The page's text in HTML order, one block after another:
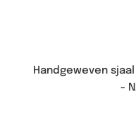
Handgeweven
-